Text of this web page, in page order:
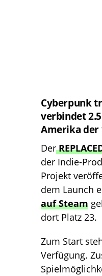
Cyberpunk
verbindet
Amerika der
Der
der Indie-
Projekt
dem Launch
auf Steam
dort Platz 23.
Zum Start
Verfügung.